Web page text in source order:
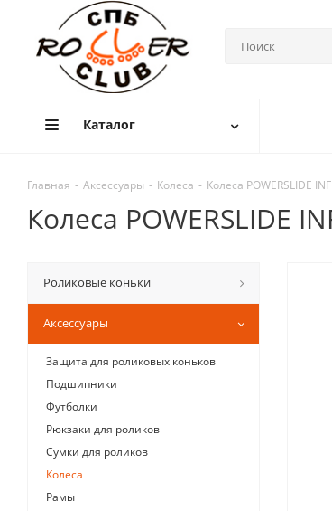
Каталог
Главная - Аксессуары - Колеса - Колеса POWERSLIDE
Колеса POWERSLIDE
Роликовые коньки
Аксессуары
Защита для роликовых коньков
Подшипники
Футболки
Рюкзаки для роликов
Сумки для роликов
Колеса
Рамы